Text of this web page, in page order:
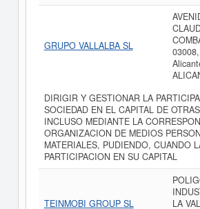
GRUPO VALLALBA SL
03008,
DIRIGIR Y GESTIONAR LA
SOCIEDAD EN EL CAPITAL DE
INCLUSO MEDIANTE LA
ORGANIZACION DE MEDIOS
MATERIALES, PUDIENDO, CUANDO
PARTICIPACION EN SU CAPITAL
TEINMOBI GROUP SL
LA